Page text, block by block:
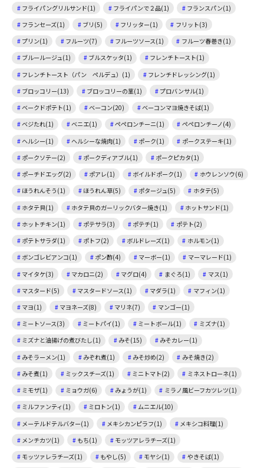
フライパングリルサンド(1)
フライパンで２品(1)
フランスパン(1)
フランセーズ(1)
ブリ(5) フリッター(1)
フリット(3)
プリン(1)
フルーツ(7) フルーツソース(1)
フルーツ春巻き(1)
ブルールージュ(1)
ブルスケッタ(1)
フレンチトースト(1)
フレンチトースト（パン ペルデュ）(1)
フレンチドレッシング(1)
ブロッコリー(13)
ブロッコリーの茎(1)
プロバンサル(1)
ベークドポテト(1)
ベーコン(20)
ベーコンマヨ焼きそば(1)
ベジたれ(1)
ベニエ(1) ペペロンチーニ(1)
ペペロンチーノ(4)
ヘルシー(1)
ヘルシーな焼肉(1) ポーク(1)
ポークステーキ(1)
ポークソテー(2)
ポークディアブル(1)
ポークピカタ(1)
ポーチドエッグ(2)
ポアレ(1) ボイルドポーク(1)
ホウレンソウ(6)
ほうれんそう(1)
ほうれん草(5) ポタージュ(5)
ホタテ(5)
ホタテ貝(1)
ホタテ貝のガーリックバター焼き(1)
ホットサンド(1)
ホットチキン(1)
ポテサラ(3) ポテチ(1)
ポテト(2)
ポテトサラダ(1)
ポトフ(2) ボルドレーズ(1)
ホルモン(1)
ボンゴレビアンコ(1)
ポン酢(4) マーボー(1)
マーマレード(1)
マイタケ(3)
マカロニ(2) マグロ(4) まぐろ(1)
マス(1)
マスタード(5)
マスタードソース(1) マダラ(1)
マフィン(1)
マヨ(1)
マヨネーズ(8) マリネ(7)
マンゴー(1)
ミートソース(3)
ミートパイ(1) ミートボール(1)
ミズナ(1)
ミズナと油揚げの煮びたし(1)
みそ(15)
みそカレー(1)
みそラーメン(1)
みぞれ煮(1) みそ炒め(2)
みそ焼き(2)
みそ煮(1)
ミックスチーズ(1) ミニトマト(2)
ミネストローネ(1)
ミモザ(1)
ミョウガ(6) みょうが(1)
ミラノ風ビーフカツレツ(1)
ミルファンティ(1)
ミロトン(1)
ムニエル(10)
メーテルドテルバター(1)
メキシカンピラフ(1)
メキシコ料理(1)
メンチカツ(1)
もち(1)
モッツアレラチーズ(1)
モッツァレラチーズ(1)
もやし(5) モヤシ(1)
やきそば(1)